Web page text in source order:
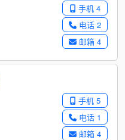
手机 4
电话 2
邮箱 4
手机 5
电话 1
邮箱 4